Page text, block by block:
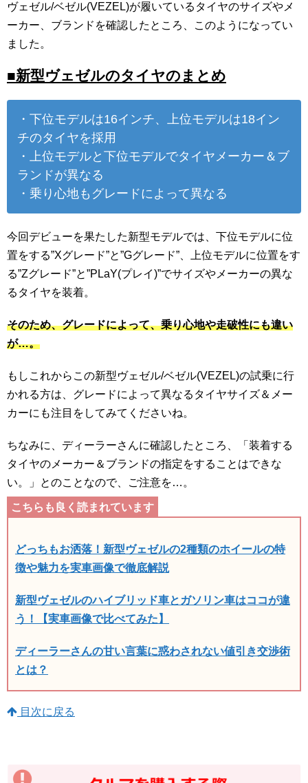
ヴェゼル/ベゼル(VEZEL)が履いているタイヤのサイズやメ
ーカー、ブランドを確認したところ、このようになってい
ました。
■新型ヴェゼルのタイヤのまとめ
・下位モデルは16インチ、上位モデルは18イン
チのタイヤを採用
・上位モデルと下位モデルでタイヤメーカー＆ブ
ランドが異なる
・乗り心地もグレードによって異なる
今回デビューを果たした新型モデルでは、下位モデルに位
置をする”Xグレード”と”Gグレード”、上位モデルに位置をす
る”Zグレード”と”PLaY(プレイ)”でサイズやメーカーの異な
るタイヤを装着。
そのため、グレードによって、乗り心地や走破性にも違い
が…。
もしこれからこの新型ヴェゼル/ベゼル(VEZEL)の試乗に行
かれる方は、グレードによって異なるタイヤサイズ＆メー
カーにも注目をしてみてくださいね。
ちなみに、ディーラーさんに確認したところ、「装着する
タイヤのメーカー＆ブランドの指定をすることはできな
い。」とのことなので、ご注意を…。
どっちもお洒落！新型ヴェゼルの2種類のホイールの特
徴や魅力を実車画像で徹底解説
新型ヴェゼルのハイブリッド車とガソリン車はココが違
う！【実車画像で比べてみた】
ディーラーさんの甘い言葉に惑わされない値引き交渉術
とは？
目次に戻る